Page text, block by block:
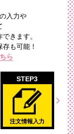
入力や
きます。
も可能！
ら
STEP3
注文情報入力